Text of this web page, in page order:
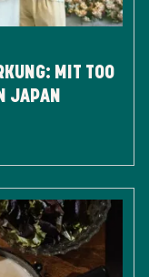
TOO
JAPAN